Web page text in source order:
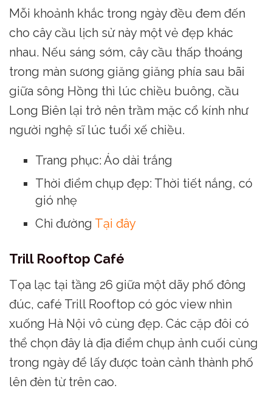
Mỗi khoảnh khắc trong ngày đều đem đến
cho cây cầu lịch sử này một vẻ đẹp khác
nhau. Nếu sáng sớm, cây cầu thấp thoáng
trong màn sương giăng giăng phía sau bãi
giữa sông Hồng thì lúc chiều buông, cầu
Long Biên lại trở nên trầm mặc cổ kính như
người nghệ sĩ lúc tuổi xế chiều.
Trang phục: Áo dài trắng
Thời điểm chụp đẹp: Thời tiết nắng, có
gió nhẹ
Chỉ đường Tại đây
Trill Rooftop Café
Tọa lạc tại tầng 26 giữa một dãy phố đông
đúc, café Trill Rooftop có góc view nhìn
xuống Hà Nội vô cùng đẹp. Các cặp đôi có
thể chọn đây là địa điểm chụp ảnh cuối cùng
trong ngày để lấy được toàn cảnh thành phố
lên đèn từ trên cao.